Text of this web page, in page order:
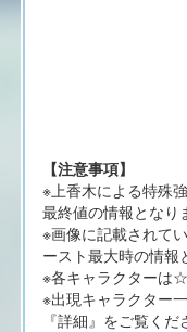
【注意事項】
※上香木による特殊
最終値の情報となり
※画像に記載されて
ースト最大時の情報
※各キャラクターは
※出現キャラクター
『詳細』をご覧くだ